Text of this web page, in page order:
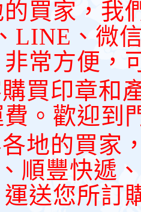
買家，我
LINE、微
常方便，
買印章和
費。歡迎到
地的買家
順豐快遞
送您所訂